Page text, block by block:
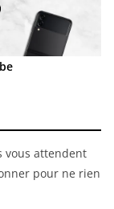
vous attendent
pour ne rien